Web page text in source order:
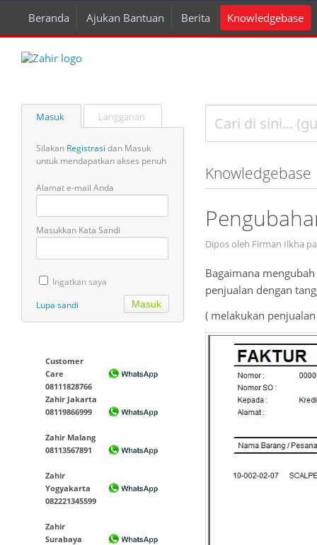
Beranda Ajukan Bantuan Berita Knowledgebase
Masuk Langganan
Silakan Registrasi dan Masuk
untuk mendapatkan akses penuh
Alamat e-mail Anda
Masukkan Kata Sandi
Ingatkan saya
Lupa sandi
Customer
Care
08111828766
Zahir Jakarta
08119866999
Zahir Malang
08113567891
Zahir
Yogyakarta
082221345599
Zahir
Surabaya
Knowledgebase
Dipos oleh Firman Ilkha
Bagaimana
penjualan dengan
( melakukan